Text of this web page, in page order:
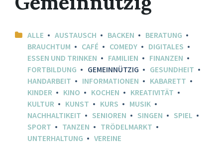
ALLE AUSTAUSCH BACKEN
BERATUNG
BRAUCHTUM
CAFÉ COMEDY
DIGITALES
ESSEN UND TRINKEN
FAMILIEN
FINANZEN
FORTBILDUNG
GEMEINNÜTZIG
GESUNDHEIT
HANDARBEIT
INFORMATIONEN
KABARETT
KINDER
KINO KOCHEN
KREATIVITÄT
KULTUR
KUNST KURS
MUSIK
NACHHALTIKEIT
SENIOREN SINGEN
SPIEL
SPORT
TANZEN
TRÖDELMARKT
UNTERHALTUNG
VEREINE